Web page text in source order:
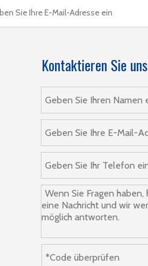
Kontaktieren Sie uns